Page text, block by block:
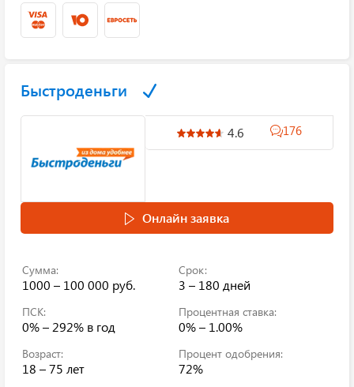
Быстроденьги
4.6 176
Онлайн заявка
Сумма:
1000 – 100 000 руб.
Срок:
3 – 180 дней
ПСК:
0% – 292% в год
Процентная ставка:
0% – 1.00%
Возраст:
18 – 75 лет
Процент одобрения:
72%